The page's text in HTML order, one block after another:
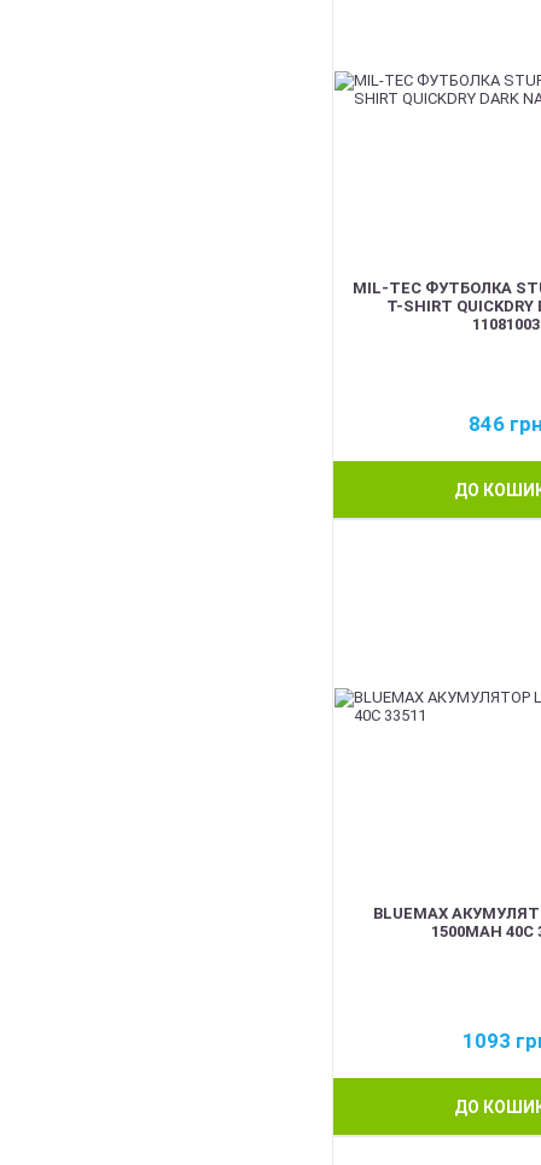
MIL-TEC ФУТБОЛКА
T-SHIRT QUICKDRY
11081003
846
ДО
BLUEMAX
1500MAH 40C
1093
ДО